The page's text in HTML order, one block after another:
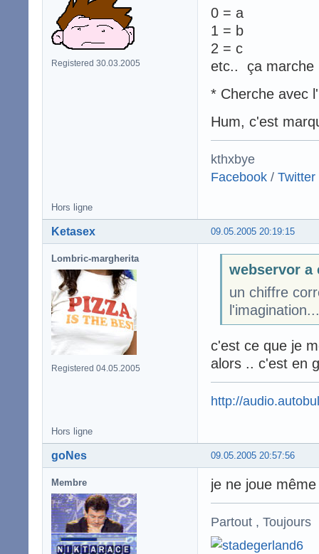
Registered 30.03.2005
0 = a
1 = b
2 = c
etc.. ça marche
* Cherche avec
Hum, c'est
kthxbye
Facebook / Twitter
Hors ligne
09.05.2005 20:19:15
Ketasex
Lombric-margherita
Registered 04.05.2005
webservor a
un chiffre
c'est ce que je
alors .. c'est en
http://
Hors ligne
09.05.2005 20:57:56
goNes
Membre je ne joue
Partout , Toujours